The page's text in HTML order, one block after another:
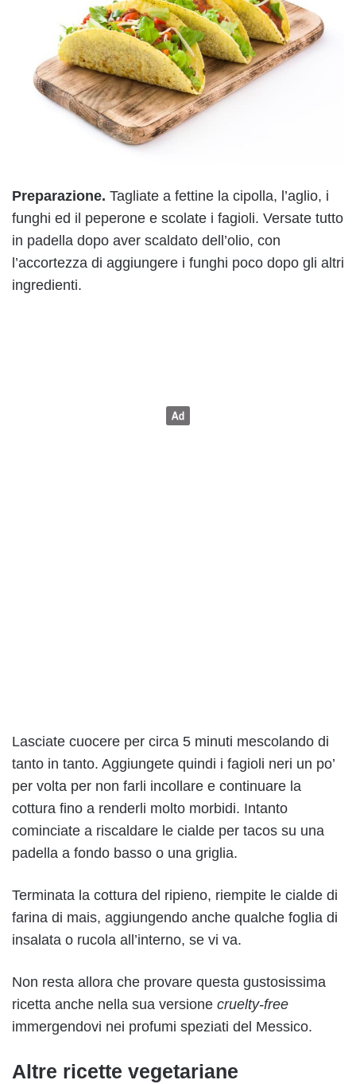
Preparazione. Tagliate a fettine la cipolla, l’aglio, i
funghi ed il peperone e scolate i fagioli. Versate tutto
in padella dopo aver scaldato dell’olio, con
l’accortezza di aggiungere i funghi poco dopo gli altri
ingredienti.
Lasciate cuocere per circa 5 minuti mescolando di
tanto in tanto. Aggiungete quindi i fagioli neri un po’
per volta per non farli incollare e continuare la
cottura fino a renderli molto morbidi. Intanto
cominciate a riscaldare le cialde per tacos su una
padella a fondo basso o una griglia.
Terminata la cottura del ripieno, riempite le cialde di
farina di mais, aggiungendo anche qualche foglia di
insalata o rucola all’interno, se vi va.
Non resta allora che provare questa gustosissima
ricetta anche nella sua versione cruelty-free
immergendovi nei profumi speziati del Messico.
Altre ricette vegetariane